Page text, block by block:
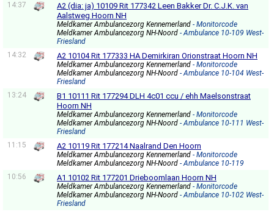
14:37
A2 (dia: ja) 10109 Rit 177342 Leen Bakker Dr. C.J.K. van
Aalstweg Hoorn NH
Meldkamer Ambulancezorg Kennemerland - Monitorcode
Meldkamer Ambulancezorg NH-Noord - Ambulance 10-109 West-
Friesland
14:32
A2 10104 Rit 177333 HA Demirkiran Orionstraat Hoorn NH
Meldkamer Ambulancezorg Kennemerland - Monitorcode
Meldkamer Ambulancezorg NH-Noord - Ambulance 10-104 West-
Friesland
13:24
B1 10111 Rit 177294 DLH 4c01 ccu / ehh Maelsonstraat
Hoorn NH
Meldkamer Ambulancezorg Kennemerland - Monitorcode
Meldkamer Ambulancezorg NH-Noord - Ambulance 10-111 West-
Friesland
11:15
A2 10119 Rit 177214 Naalrand Den Hoorn
Meldkamer Ambulancezorg Kennemerland - Monitorcode
Meldkamer Ambulancezorg NH-Noord - Ambulance 10-119
10:56
A1 10102 Rit 177201 Drieboomlaan Hoorn NH
Meldkamer Ambulancezorg Kennemerland - Monitorcode
Meldkamer Ambulancezorg NH-Noord - Ambulance 10-102 West-
Friesland